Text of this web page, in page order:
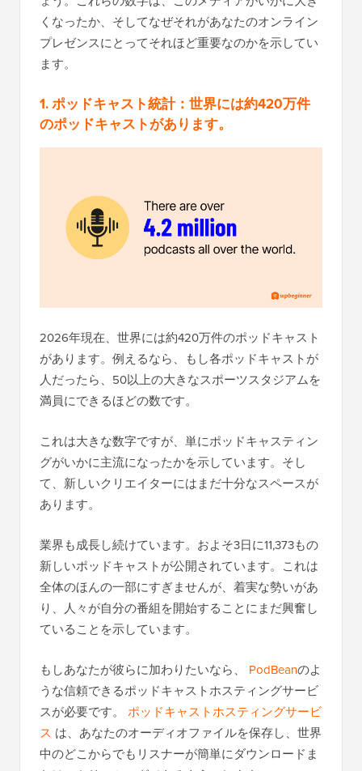
くなったか、そしてなぜそれがあなたのオンライン
プレゼンスにとってそれほど重要なのかを示してい
ます。
1. ポッドキャスト統計：世界には約420万件
のポッドキャストがあります。
2026年現在、世界には約420万件のポッドキャスト
があります。例えるなら、もし各ポッドキャストが
人だったら、50以上の大きなスポーツスタジアムを
満員にできるほどの数です。
これは大きな数字ですが、単にポッドキャスティン
グがいかに主流になったかを示しています。そし
て、新しいクリエイターにはまだ十分なスペースが
あります。
業界も成長し続けています。およそ3日に11,373もの
新しいポッドキャストが公開されています。これは
全体のほんの一部にすぎませんが、着実な勢いがあ
り、人々が自分の番組を開始することにまだ興奮し
ていることを示しています。
もしあなたが彼らに加わりたいなら、 PodBeanのよ
うな信頼できるポッドキャストホスティングサービ
スが必要です。 ポッドキャストホスティングサービ
ス は、あなたのオーディオファイルを保存し、世界
中のどこからでもリスナーが簡単にダウンロードま